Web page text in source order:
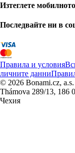
Изтеглете
Последвайте ни в
Правила и условия
личните данни
© 2026 Bonami.cz,
Thámova 289/13, 186
Чехия